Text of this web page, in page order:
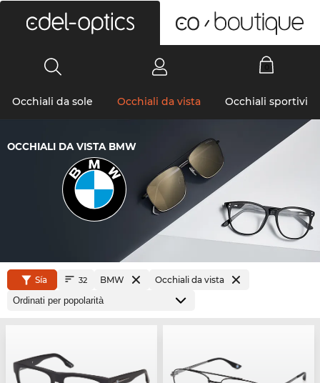
Occhiali da sole Occhiali da vista Occhiali sportivi
OCCHIALI DA VISTA BMW
Sía 32 BMW Occhiali da vista